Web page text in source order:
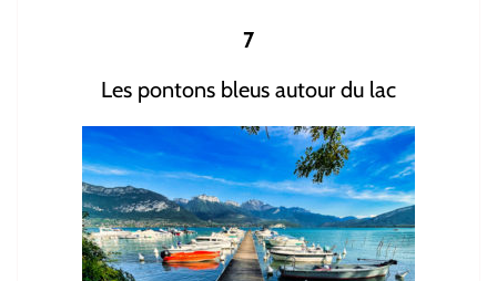
7
Les pontons bleus autour du lac